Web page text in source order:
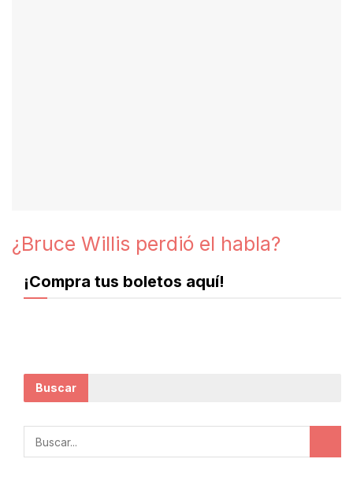
¿Bruce Willis perdió el habla?
¡Compra tus boletos aquí!
Buscar